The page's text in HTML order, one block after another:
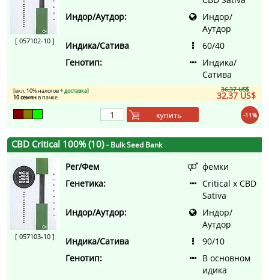
[ 057102-10 ]
Индор/Аутдор:
Индор/
Аутдор
Индика/Сатива
60/40
Генотип:
Индика/
Сатива
36,37 US$
32,37 US$
[вкл. 10% налогов+ доставка]
10 семянв пачке
-11%
купить
CBD Critical 100% (10)- Bulk Seed Bank
[ 057103-10 ]
Рег/Фем
фемки
Генетика:
Critical x CBD
Sativa
Индор/Аутдор:
Индор/
Аутдор
Индика/Сатива
90/10
Генотип:
В основном
идика